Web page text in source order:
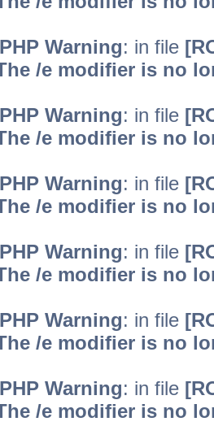
Warning: in file
/e modifier is no
Warning: in file
/e modifier is no
Warning: in file
/e modifier is no
Warning: in file
/e modifier is no
Warning: in file
/e modifier is no
Warning: in file
/e modifier is no